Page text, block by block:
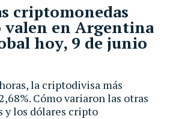
la criptodivisa más
Cómo variaron las otras
y los dólares cripto
criptomonedas
valen en Argentina
hoy, 9 de junio